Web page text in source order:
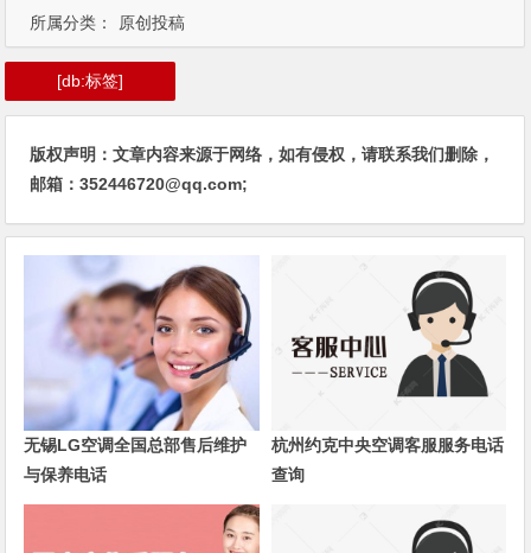
所属分类： 原创投稿
[db:标签]
版权声明：文章内容来源于网络，如有侵权，请联系我们删除，
邮箱：352446720@qq.com;
无锡LG空调全国总部售后维护
与保养电话
杭州约克中央空调客服服务电话
查询